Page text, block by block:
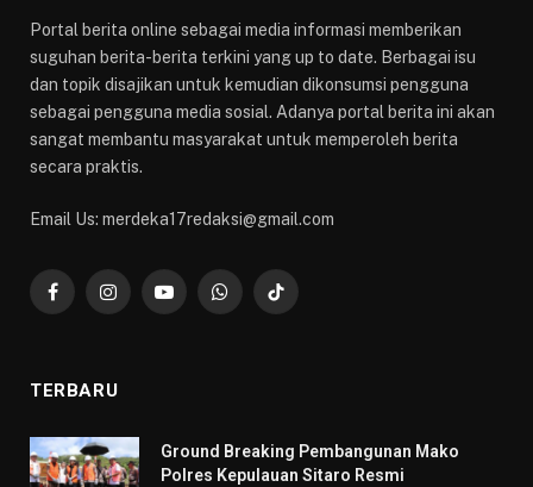
Portal berita online sebagai media informasi memberikan
suguhan berita-berita terkini yang up to date. Berbagai isu
dan topik disajikan untuk kemudian dikonsumsi pengguna
sebagai pengguna media sosial. Adanya portal berita ini akan
sangat membantu masyarakat untuk memperoleh berita
secara praktis.
Email Us: merdeka17redaksi@gmail.com
FacebookInstagramYouTubeWhatsAppTikTok
TERBARU
Ground Breaking Pembangunan Mako
Polres Kepulauan Sitaro Resmi